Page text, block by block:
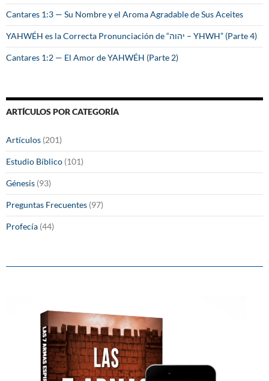
Cantares 1:3 — Su Nombre y el Aroma Agradable de Sus Aceites
YAHWÉH es la Correcta Pronunciación de “יהוה – YHWH” (Parte 4)
Cantares 1:2 — El Amor de YAHWÉH (Parte 2)
ARTÍCULOS POR CATEGORÍA
Artículos (201)
Estudio Bíblico (101)
Génesis (93)
Preguntas Frecuentes (97)
Profecía (44)